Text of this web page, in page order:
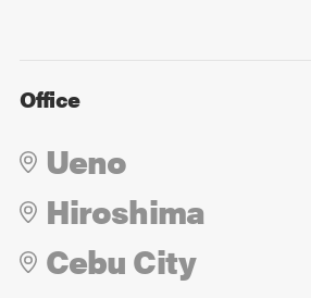
Office
Ueno
Hiroshima
Cebu City